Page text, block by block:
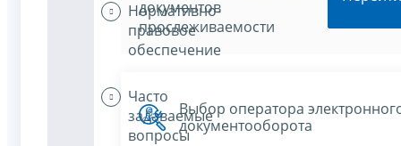
Нормативно-
правовое
обеспечение
Часто
задаваемые
вопросы
документов
прослеживаемости
Выбор оператора
документооборота